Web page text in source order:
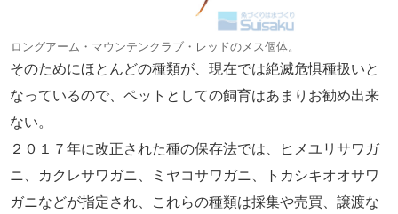
ロングアーム・マウンテンクラブ・レッドのメス個体。
そのためにほとんどの種類が、現在では絶滅危惧種扱いと
なっているので、ペットとしての飼育はあまりお勧め出来
ない。
２０１７年に改正された種の保存法では、ヒメユリサワガ
ニ、カクレサワガニ、ミヤコサワガニ、トカシキオオサワ
ガニなどが指定され、これらの種類は採集や売買、譲渡な